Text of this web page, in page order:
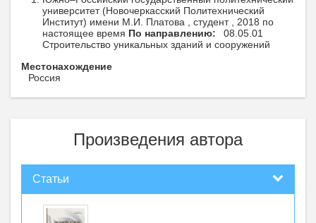
университет (Новочеркасский Политехнический
Институт) имени М.И. Платова , студент , 2018 по
настоящее время По направлению:
08.05.01
Строительство уникальных зданий и сооружений
Местонахождение
Россия
Произведения автора
Статьи